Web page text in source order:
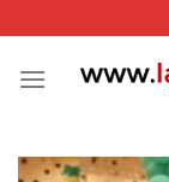
to
content